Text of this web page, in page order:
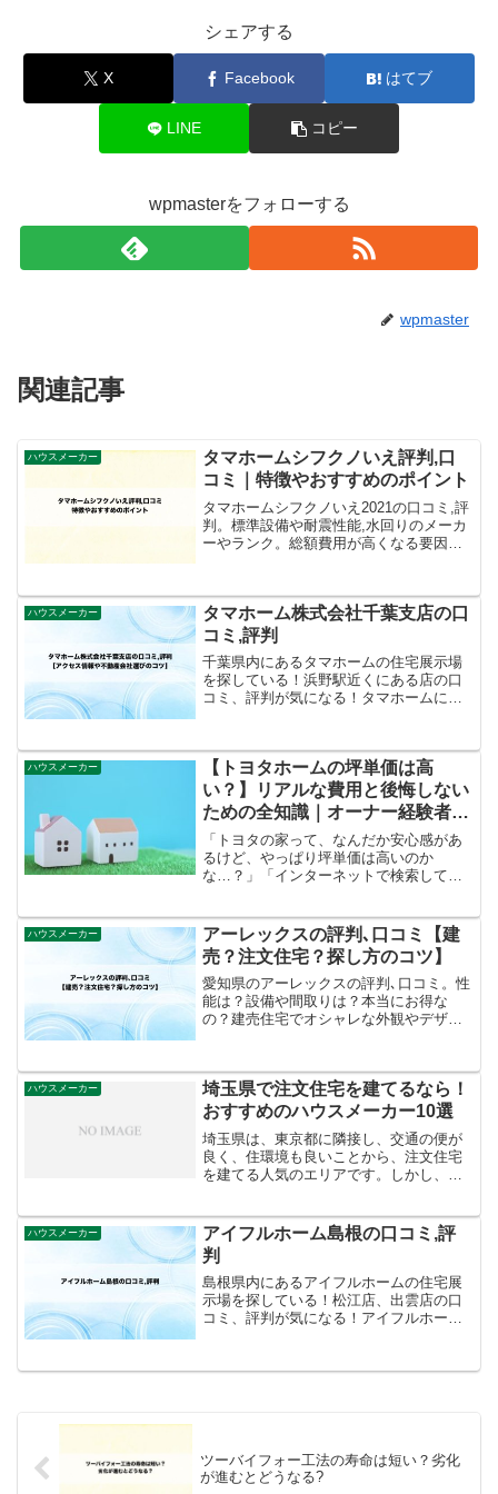
シェアする
X Facebook はてブ
LINE コピー
wpmasterをフォローする
wpmaster
関連記事
ハウスメーカー
タマホームシフクノいえ評判,口
コミ｜特徴やおすすめのポイント
タマホームシフクノいえ2021の口コミ,評
判。標準設備や耐震性能,水回りのメーカ
ーやランク。総額費用が高くなる要因な
ハウスメーカー
タマホーム株式会社千葉支店の口
コミ,評判
千葉県内にあるタマホームの住宅展示場
を探している！浜野駅近くにある店の口
コミ、評判が気になる！タマホームに相
マホーム関連記事。タマホーム見学でク
オカードをもらう流れと注...
ハウスメーカー
【トヨタホームの坪単価は高
い？】リアルな費用と後悔しない
ための全知識｜オーナー経験者が
解説
「トヨタの家って、なんだか安心感があ
るけど、やっぱり坪単価は高いのか
な…？」「インターネットで検索して
分からない…」もしかしたら今、あなた
はそう考えながら、「トヨタホー...
ハウスメーカー
アーレックスの評判､口コミ【建
売？注文住宅？探し方のコツ】
愛知県のアーレックスの評判､口コミ。性
能は？設備や間取りは？本当にお得な
の？建売住宅でオシャレな外観やデザイ
失敗後悔しないための注意点も！
ハウスメーカー
埼玉県で注文住宅を建てるなら！
おすすめのハウスメーカー10選
埼玉県は、東京都に隣接し、交通の便が
良く、住環境も良いことから、注文住宅
を建てる人気のエリアです。しかし、埼
いのではないでしょうか？そこで、今回
は埼玉県でおすすめの工務...
ハウスメーカー
アイフルホーム島根の口コミ,評
判
島根県内にあるアイフルホームの住宅展
示場を探している！松江店、出雲店の口
コミ、評判が気になる！アイフルホーム
を解消します。アイフルホーム関連記
ツーバイフォー工法の寿命は短い？劣化
が進むとどうなる?